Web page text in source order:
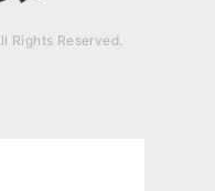
Rights Reserved.